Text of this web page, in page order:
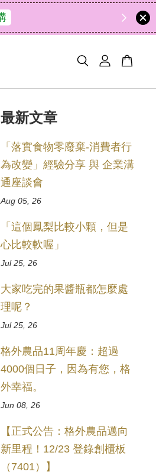
最新文章
「落實食物零廢棄-消費者行
為改變」經驗分享 與 企業溝
通座談會
Aug 05, 26
「這個鳳梨比較小顆，但是
心比較軟喔」
Jul 25, 26
大家吃完的果醬瓶都怎麼處
理呢？
Jul 25, 26
格外農品11周年慶：超過
4000個日子，因為有您，格
外幸福。
Jun 08, 26
【正式公告：格外農品邁向
新里程！12/23 登錄創櫃板
（7401）】